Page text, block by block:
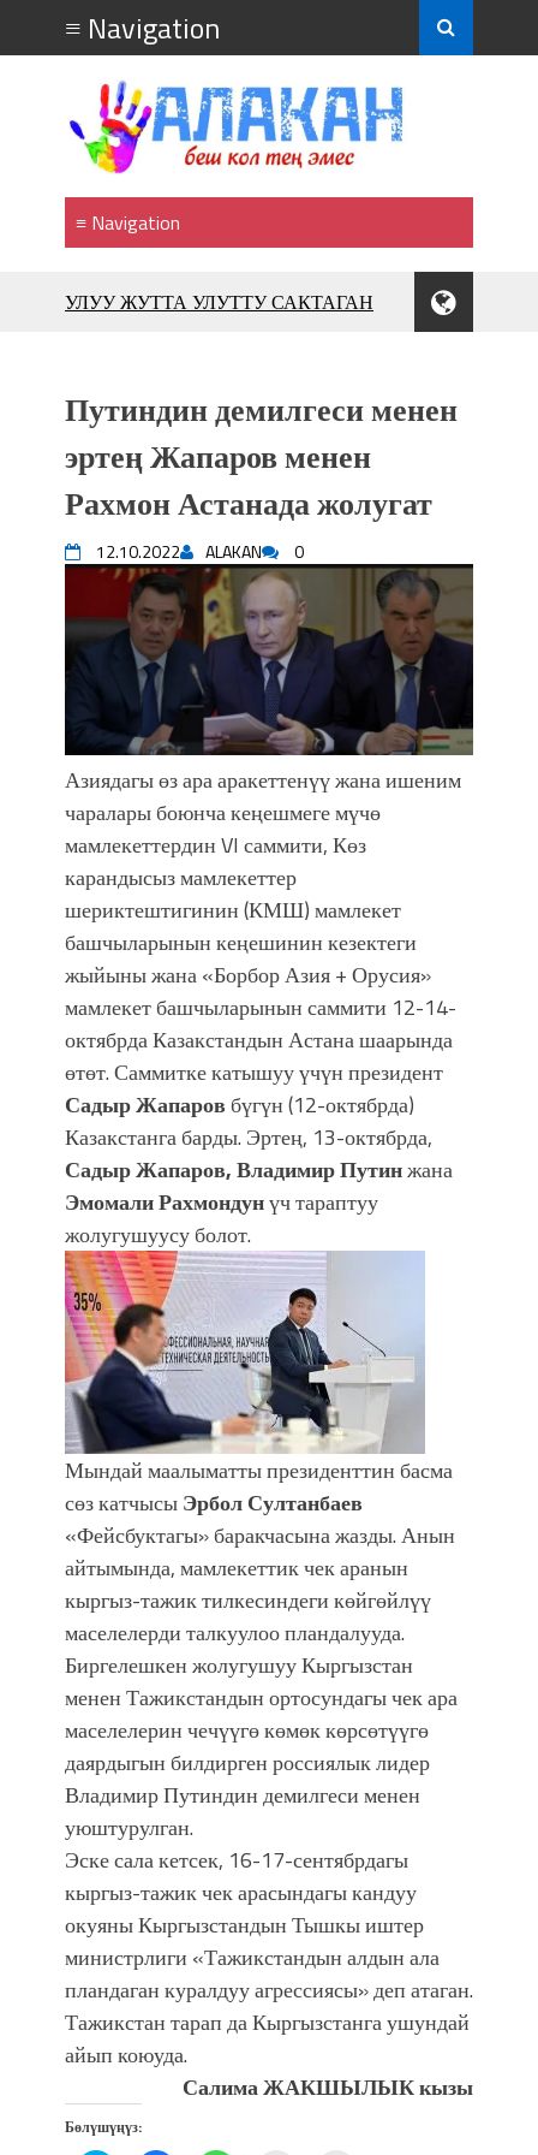
УЛУУ ЖУТТА УЛУТТУ САКТАГАН
фонтанов в Royal Central Park
Аида САЛЯНОВА: "Кыргыз шахмат
союзунун президенти болуп
шайланышым сыймык жана чоң
Садыр ЖАПАРОВ: “Айтматовдой
адабият алпы чыгыш үчүн, улуу көч
уланышы үчүн журнал сөзсүз керек!”
“Китепкана түнγ-2026”: Психолог
Мээрим Мураталиева менен
жолугушууга келиңиз! (Дарек. Видео)
Латын арибиндеги “Чабуул”... “Ала-
Тоо” журналынын тарыхы жана
редакторлору... (Тизме. Видео)
“КАРА КЕМПИР”: ҮМҮТТҮН
ТҮБӨЛҮК СИМВОЛУ
Кыргызстандагы эң ири музыкалуу
фонтанды көрүү үчүн Royal Central
Park'ка 30 миң адам чогулду
Фестиваль Symphony of Water & Light
собрал более 20 тысяч гостей
Жыргалбек КАСАБОЛОТОВ:
“Уңгужол” темадагы тегерек столго
атка минерлер дагы катышса жакшы
болмок”
Путиндин демилгеси менен
эртең Жапаров менен
Рахмон Астанада жолугат
12.10.2022 ALAKAN 0
Азиядагы өз ара аракеттенүү жана ишеним
чаралары боюнча кеңешмеге мүчө
мамлекеттердин VI саммити, Көз
карандысыз мамлекеттер
шериктештигинин (КМШ) мамлекет
башчыларынын кеңешинин кезектеги
жыйыны жана «Борбор Азия + Орусия»
мамлекет башчыларынын саммити 12-14-
октябрда Казакстандын Астана шаарында
өтөт. Саммитке катышуу үчүн президент
Садыр Жапаровбүгүн (12-октябрда)
Казакстанга барды. Эртең, 13-октябрда,
Садыр Жапаров, Владимир Путинжана
Эмомали Рахмондунүч тараптуу
жолугушуусу болот.
Мындай маалыматты президенттин басма
сөз катчысыЭрбол Султанбаев
«Фейсбуктагы» баракчасына жазды. Анын
айтымында, мамлекеттик чек аранын
кыргыз-тажик тилкесиндеги көйгөйлүү
маселелерди талкуулоо пландалууда.
Биргелешкен жолугушуу Кыргызстан
менен Тажикстандын ортосундагы чек ара
маселелерин чечүүгө көмөк көрсөтүүгө
даярдыгын билдирген россиялык лидер
Владимир Путиндин демилгеси менен
уюштурулган.
Эске сала кетсек, 16-17-сентябрдагы
кыргыз-тажик чек арасындагы кандуу
окуяны Кыргызстандын Тышкы иштер
министрлиги «Тажикстандын алдын ала
пландаган куралдуу агрессиясы» деп атаган.
Тажикстан тарап да Кыргызстанга ушундай
айып коюуда.
Салима ЖАКШЫЛЫК кызы
Бөлүшүңүз: